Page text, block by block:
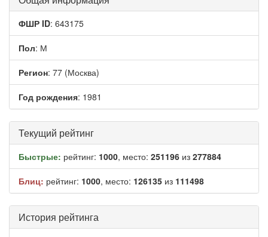
ФШР ID: 643175
Пол: М
Регион: 77 (Москва)
Год рождения: 1981
Текущий рейтинг
Быстрые: рейтинг: 1000, место: 251196 из 277884
Блиц: рейтинг: 1000, место: 126135 из 111498
История рейтинга